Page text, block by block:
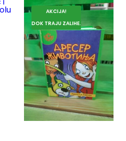
AKCIJA!
DOK TRAJU ZALIHE.